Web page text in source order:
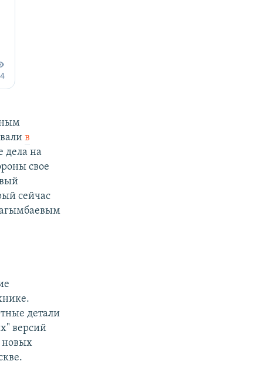
в
дела на
свое
сейчас
детали
версий
новых